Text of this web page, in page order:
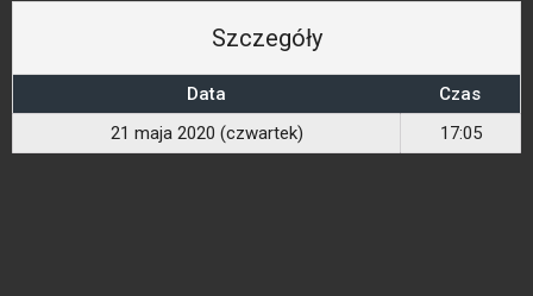
Szczegóły
Data
Czas
21 maja 2020 (czwartek)
17:05